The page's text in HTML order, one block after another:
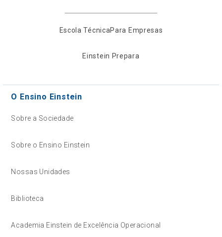
Escola TécnicaPara Empresas
Einstein Prepara
O Ensino Einstein
Sobre a Sociedade
Sobre o Ensino Einstein
Nossas Unidades
Biblioteca
Academia Einstein de Excelência Operacional